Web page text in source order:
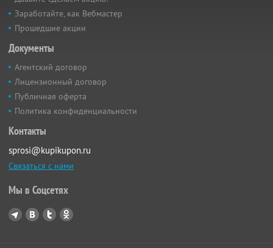
Заработайте, как Вебмастер
Прошедшие акции
Документы
Агентский договор
Лицензионный договор
Публичная оферта
Политика конфиденциальности
Контакты
sprosi@kupikupon.ru
Связаться с нами
Мы в Соцсетях